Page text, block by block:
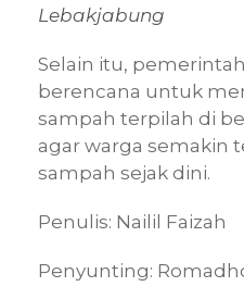
Lebakjabung
Selain itu,
berencana untuk
sampah terpilah di
agar warga semakin
sampah sejak dini.
Penulis: Nailil Faizah
Penyunting: